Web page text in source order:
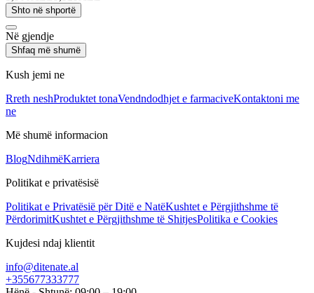
Shto në shportë
Në gjendje
Shfaq më shumë
Kush jemi ne
Rreth neshProduktet tonaVendndodhjet e farmaciveKontaktoni me
ne
Më shumë informacion
BlogNdihmëKarriera
Politikat e privatësisë
Politikat e Privatësië për Ditë e NatëKushtet e Përgjithshme të
PërdorimitKushtet e Përgjithshme të ShitjesPolitika e Cookies
Kujdesi ndaj klientit
info@ditenate.al
+355677333777